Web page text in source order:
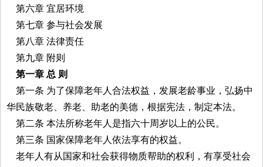
第六章 宜居环境
第七章 参与社会发展
第八章 法律责任
第九章 附则
第一章 总 则
第一条 为了保障老年人合法权益，发展老龄事业，弘扬中
华民族敬老、养老、助老的美德，根据宪法，制定本法。
第二条 本法所称老年人是指六十周岁以上的公民。
第三条 国家保障老年人依法享有的权益。
老年人有从国家和社会获得物质帮助的权利，有享受社会